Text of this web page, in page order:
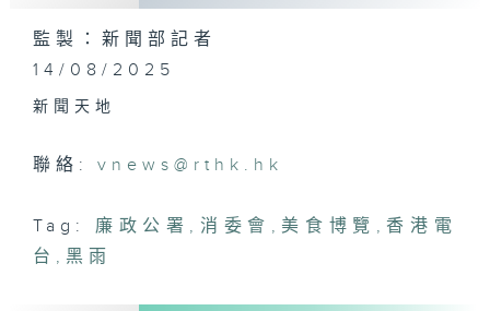
監製：新聞部記者
14/08/2025
新聞天地
聯絡:vnews@rthk.hk
Tag: 廉政公署 , 消委會 , 美食博覽 , 香港電
台 , 黑雨